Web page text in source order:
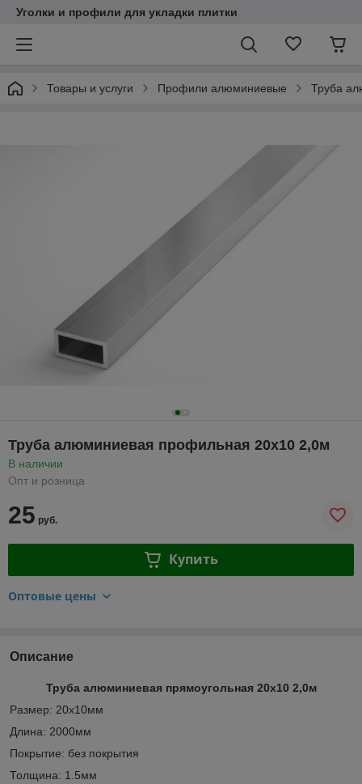
Уголки и профили для укладки плитки
Товары и услуги Профили алюминиевые Труба
Труба алюминиевая профильная 20х10 2,0м
В наличии
Опт и розница
25 руб.
Купить
Оптовые цены
Описание
Труба алюминиевая прямоугольная 20х10 2,0м
Размер: 20х10мм
Длина: 2000мм
Покрытие: без покрытия
Толщина: 1.5мм